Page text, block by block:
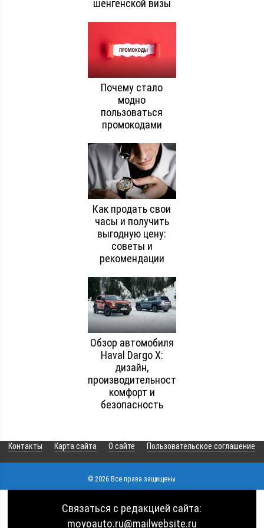
шенгенской визы
Почему стало
модно
пользоваться
промокодами
Как продать свои
часы и получить
выгодную цену:
советы и
рекомендации
Обзор автомобиля
Haval Dargo X:
дизайн,
производительность,
комфорт и
безопасность
Контакты Карта сайта О сайте Пользовательское соглашение
© 2026 Все права защищены
Связаться с редакцией сайта:
moyoauto.ru@mailwebsite.ru